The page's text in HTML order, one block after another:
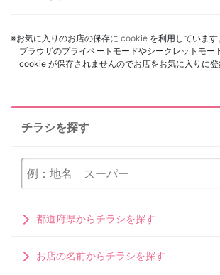
※お気に入りのお店の保存に cookie を利用しています
ブラウザのプライベートモードやシークレットモー
cookie が保存されませんのでお店をお気に入りに登
チラシを探す
都道府県からチラシを探す
お店の名前からチラシを探す